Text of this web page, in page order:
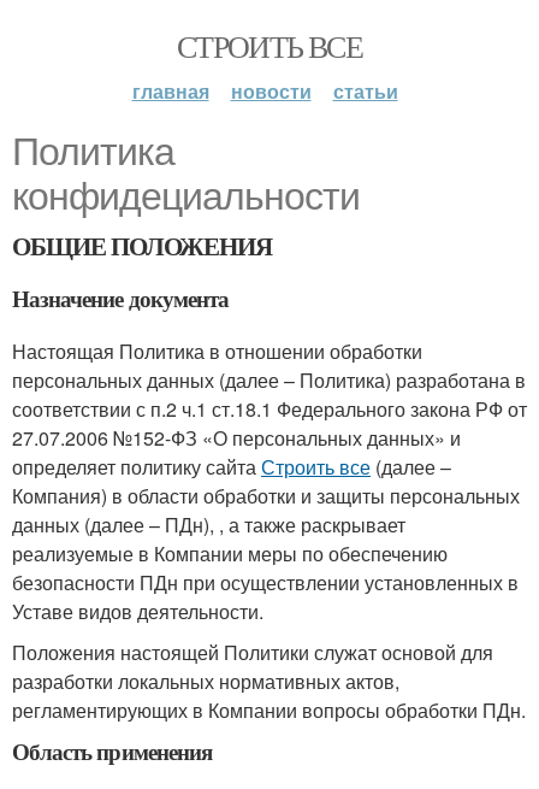
СТРОИТЬ ВСЕ
главная новости статьи
Политика
конфидециальности
ОБЩИЕ ПОЛОЖЕНИЯ
Назначение документа
Настоящая Политика в отношении обработки
персональных данных (далее – Политика) разработана в
соответствии с п.2 ч.1 ст.18.1 Федерального закона РФ от
27.07.2006 №152-ФЗ «О персональных данных» и
определяет политику сайтаСтроить все (далее –
Компания) в области обработки и защиты персональных
данных (далее – ПДн), , а также раскрывает
реализуемые в Компании меры по обеспечению
безопасности ПДн при осуществлении установленных в
Уставе видов деятельности.
Положения настоящей Политики служат основой для
разработки локальных нормативных актов,
регламентирующих в Компании вопросы обработки ПДн.
Область применения